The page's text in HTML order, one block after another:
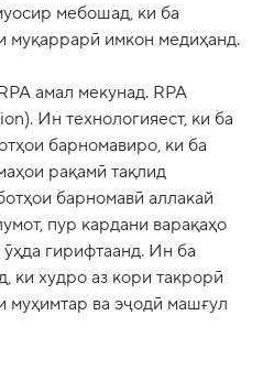
мебошад, ки ба
муқаррарӣ имкон медиҳанд.
амал мекунад. RPA
Ин технологияест, ки ба
барномавиро, ки ба
рақамӣ тақлид
барномавӣ аллакай
пур кардани варақаҳо
гирифтаанд. Ин ба
ки худро аз кори такрорӣ
муҳимтар ва эҷодӣ машғул